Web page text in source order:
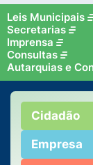
Leis Municipais
Secretarias
Imprensa
Consultas
Autarquias e
Cidadão
Empresa